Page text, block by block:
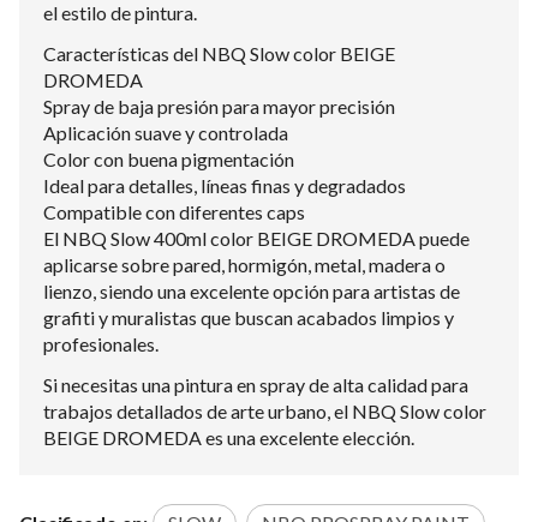
el estilo de pintura.
Características del NBQ Slow color BEIGE
DROMEDA
Spray de baja presión para mayor precisión
Aplicación suave y controlada
Color con buena pigmentación
Ideal para detalles, líneas finas y degradados
Compatible con diferentes caps
El NBQ Slow 400ml color BEIGE DROMEDA puede
aplicarse sobre pared, hormigón, metal, madera o
lienzo, siendo una excelente opción para artistas de
grafiti y muralistas que buscan acabados limpios y
profesionales.
Si necesitas una pintura en spray de alta calidad para
trabajos detallados de arte urbano, el NBQ Slow color
BEIGE DROMEDA es una excelente elección.